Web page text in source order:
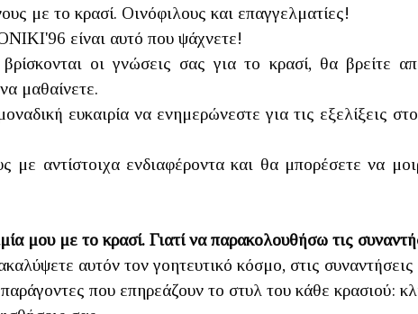
με το κρασί. Οινόφιλους και επαγγελματίες!
είναι αυτό που ψάχνετε!
οι γνώσεις σας για το κρασί, θα βρείτε
μαθαίνετε.
ευκαιρία να ενημερώνεστε για τις εξελίξεις
με αντίστοιχα ενδιαφέροντα και θα μπορέσετε να
μου με το κρασί. Γιατί να παρακολουθήσω τις
αυτόν τον γοητευτικό κόσμο, στις
που επηρεάζουν το στυλ του κάθε κρασιού: